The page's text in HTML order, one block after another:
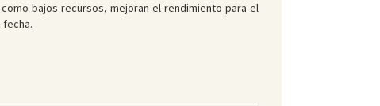
bajos recursos, mejoran el rendimiento para el